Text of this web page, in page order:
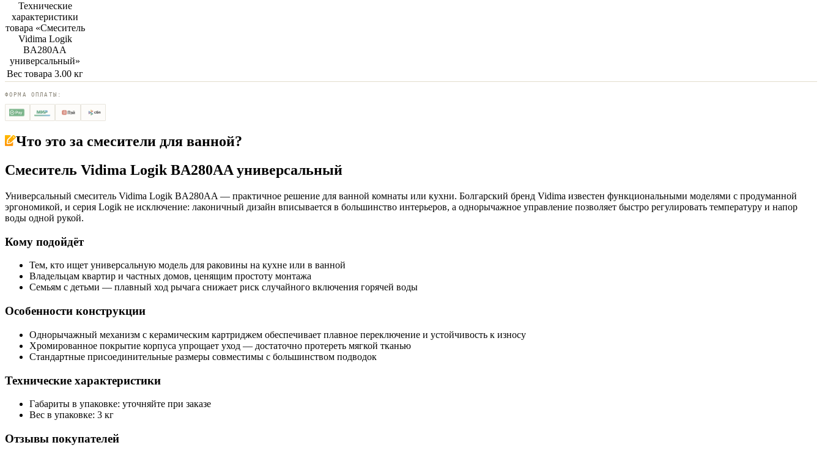
Технические
характеристики
товара «Смеситель
Vidima Logik
BA280AA
универсальный»
Вес товара 3.00 кг
ФОРМА ОПЛАТЫ:
Что это за смесители для ванной?
Смеситель Vidima Logik BA280AA универсальный
Универсальный смеситель Vidima Logik BA280AA — практичное решение для ванной комнаты или кухни. Болгарский бренд Vidima известен функциональными моделями с продуманной
эргономикой, и серия Logik не исключение: лаконичный дизайн вписывается в большинство интерьеров, а однорычажное управление позволяет быстро регулировать температуру и напор
воды одной рукой.
Кому подойдёт
Тем, кто ищет универсальную модель для раковины на кухне или в ванной
Владельцам квартир и частных домов, ценящим простоту монтажа
Семьям с детьми — плавный ход рычага снижает риск случайного включения горячей воды
Особенности конструкции
Однорычажный механизм с керамическим картриджем обеспечивает плавное переключение и устойчивость к износу
Хромированное покрытие корпуса упрощает уход — достаточно протереть мягкой тканью
Стандартные присоединительные размеры совместимы с большинством подводок
Технические характеристики
Габариты в упаковке: уточняйте при заказе
Вес в упаковке: 3 кг
Отзывы покупателей